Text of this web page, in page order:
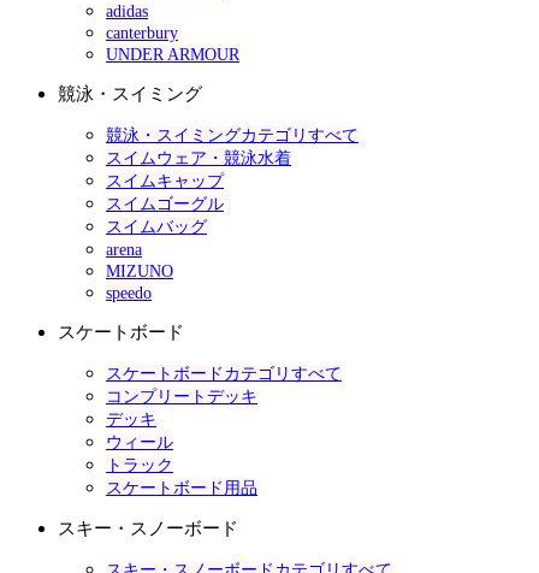
adidas
canterbury
UNDER ARMOUR
競泳・スイミング
競泳・スイミングカテゴリすべて
スイムウェア・競泳水着
スイムキャップ
スイムゴーグル
スイムバッグ
arena
MIZUNO
speedo
スケートボード
スケートボードカテゴリすべて
コンプリートデッキ
デッキ
ウィール
トラック
スケートボード用品
スキー・スノーボード